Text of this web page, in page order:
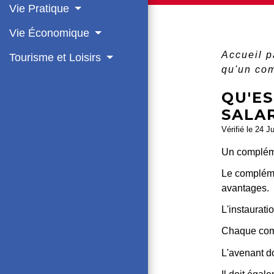
Vie Pratique
Vie Économique
Tourisme et Loisirs Accueil
qu'un
Vérifié le 24
Un
Le
avantages.
Chaque
L'avenant